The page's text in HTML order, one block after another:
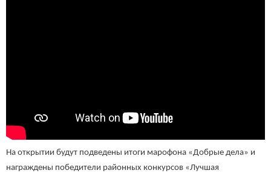
На открытии будут подведены итоги марофона «Добрые дела» и
награждены победители районных конкурсов «Лучшая